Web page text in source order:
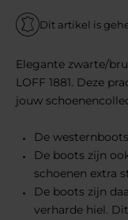
Dit artikel is
Elegante zwarte/
LOFF 1881. Deze
jouw
De
De boots zijn
schoenen extra
De boots zijn
verharde hiel.